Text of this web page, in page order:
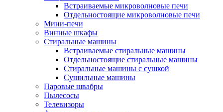
Встраиваемые микроволновые печи
Отдельностоящие микроволновые печи
Мини-печи
Винные шкафы
Стиральные машины
Встраиваемые стиральные машины
Отдельностоящие стиральные машины
Стиральные машины с сушкой
Сушильные машины
Паровые швабры
Пылесосы
Телевизоры